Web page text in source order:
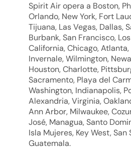
Spirit Air opera a Boston,
Orlando, New York, Fort
Tijuana, Las Vegas, Dallas,
Burbank, San Francisco,
California, Chicago,
Invernale, Wilmington,
Houston, Charlotte,
Sacramento, Playa del
Washington, Indianapolis,
Alexandria, Virginia,
Ann Arbor, Milwaukee,
José, Managua, Santo
Isla Mujeres, Key West,
Guatemala.